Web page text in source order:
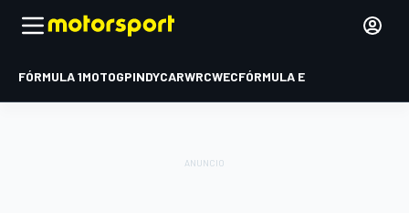
FÓRMULA 1MOTOGPINDYCARWRCWECFÓRMULA E